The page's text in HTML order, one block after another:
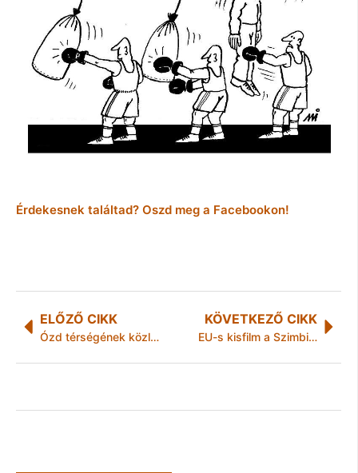
Érdekesnek találtad? Oszd meg a Facebookon!
ELŐZŐ CIKK
Ózd térségének közlekedésbiztonságát értékelték
KÖVETKEZŐ CIKK
EU-s kisfilm a Szimbiózis foglalkoztatásról